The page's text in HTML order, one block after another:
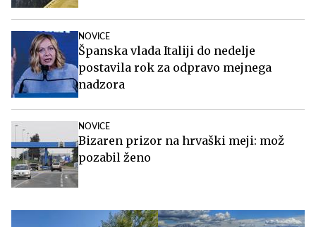
NOVICE
Španska vlada Italiji do nedelje
postavila rok za odpravo mejnega
nadzora
NOVICE
Bizaren prizor na hrvaški meji: mož
pozabil ženo